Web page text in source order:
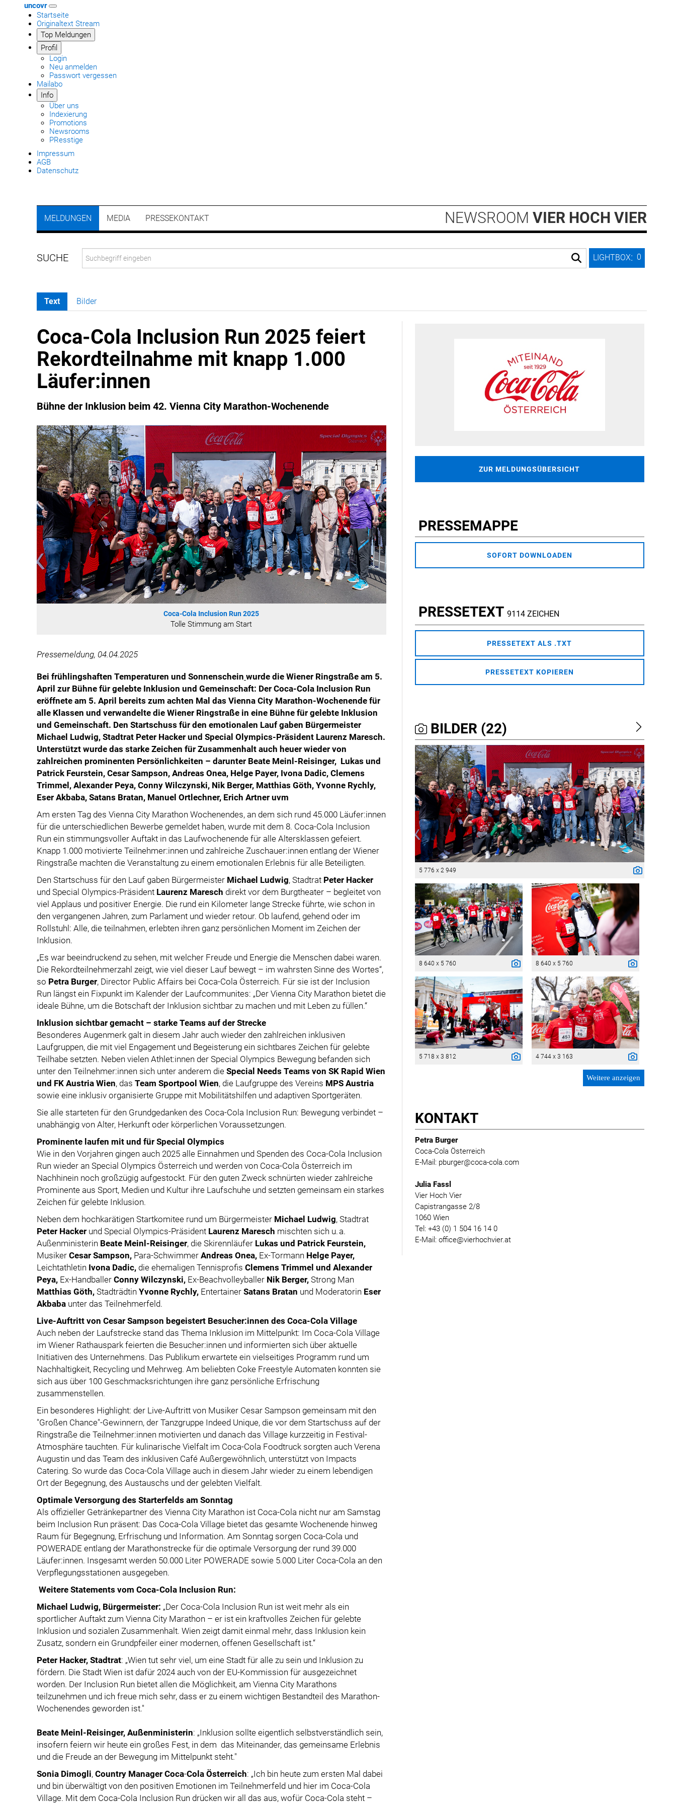
uncovr
Startseite
Originaltext Stream
Top Meldungen
Profil
Login
Neu anmelden
Passwort vergessen
Mailabo
Info
Über uns
Indexierung
Promotions
Newsrooms
PResstige
Impressum
AGB
Datenschutz
LIGHTBOX: 0
MELDUNGEN MEDIA PRESSEKONTAKT NEWSROOM VIER HOCH VIER
Text Bilder
Coca-Cola Inclusion Run 2025 feiert
Rekordteilnahme mit knapp 1.000
Läufer:innen
Bühne der Inklusion beim 42. Vienna City Marathon-Wochenende
Coca-Cola Inclusion Run 2025
Tolle Stimmung am Start
Pressemeldung, 04.04.2025
Bei frühlingshaften Temperaturen und Sonnenschein wurde die Wiener Ringstraße am 5.
April zur Bühne für gelebte Inklusion und Gemeinschaft: Der Coca-Cola Inclusion Run
eröffnete am 5. April bereits zum achten Mal das Vienna City Marathon-Wochenende für
alle Klassen und verwandelte die Wiener Ringstraße in eine Bühne für gelebte Inklusion
und Gemeinschaft. Den Startschuss für den emotionalen Lauf gaben Bürgermeister
Michael Ludwig, Stadtrat Peter Hacker und Special Olympics-Präsident Laurenz Maresch.
Unterstützt wurde das starke Zeichen für Zusammenhalt auch heuer wieder von
zahlreichen prominenten Persönlichkeiten – darunter Beate Meinl-Reisinger, Lukas und
Patrick Feurstein, Cesar Sampson, Andreas Onea, Helge Payer, Ivona Dadic, Clemens
Trimmel, Alexander Peya, Conny Wilczynski, Nik Berger, Matthias Göth, Yvonne Rychly,
Eser Akbaba, Satans Bratan, Manuel Ortlechner, Erich Artner uvm
Am ersten Tag des Vienna City Marathon Wochenendes, an dem sich rund 45.000 Läufer:innen
für die unterschiedlichen Bewerbe gemeldet haben, wurde mit dem 8. Coca-Cola Inclusion
Run ein stimmungsvoller Auftakt in das Laufwochenende für alle Altersklassen gefeiert.
Knapp 1.000 motivierte Teilnehmer:innen und zahlreiche Zuschauer:innen entlang der Wiener
Ringstraße machten die Veranstaltung zu einem emotionalen Erlebnis für alle Beteiligten.
Den Startschuss für den Lauf gaben Bürgermeister Michael Ludwig, Stadtrat Peter Hacker
und Special Olympics-Präsident Laurenz Maresch direkt vor dem Burgtheater – begleitet von
viel Applaus und positiver Energie. Die rund ein Kilometer lange Strecke führte, wie schon in
den vergangenen Jahren, zum Parlament und wieder retour. Ob laufend, gehend oder im
Rollstuhl: Alle, die teilnahmen, erlebten ihren ganz persönlichen Moment im Zeichen der
Inklusion.
„Es war beeindruckend zu sehen, mit welcher Freude und Energie die Menschen dabei waren.
Die Rekordteilnehmerzahl zeigt, wie viel dieser Lauf bewegt – im wahrsten Sinne des Wortes“,
so Petra Burger, Director Public Affairs bei Coca-Cola Österreich. Für sie ist der Inclusion
Run längst ein Fixpunkt im Kalender der Laufcommunites: „Der Vienna City Marathon bietet die
ideale Bühne, um die Botschaft der Inklusion sichtbar zu machen und mit Leben zu füllen.“
Inklusion sichtbar gemacht – starke Teams auf der Strecke
Besonderes Augenmerk galt in diesem Jahr auch wieder den zahlreichen inklusiven
Laufgruppen, die mit viel Engagement und Begeisterung ein sichtbares Zeichen für gelebte
Teilhabe setzten. Neben vielen Athlet:innen der Special Olympics Bewegung befanden sich
unter den Teilnehmer:innen sich unter anderem die Special Needs Teams von SK Rapid Wien
und FK Austria Wien, das Team Sportpool Wien, die Laufgruppe des Vereins MPS Austria
sowie eine inklusiv organisierte Gruppe mit Mobilitätshilfen und adaptiven Sportgeräten.
Sie alle starteten für den Grundgedanken des Coca-Cola Inclusion Run: Bewegung verbindet –
unabhängig von Alter, Herkunft oder körperlichen Voraussetzungen.
Prominente laufen mit und für Special Olympics
Wie in den Vorjahren gingen auch 2025 alle Einnahmen und Spenden des Coca-Cola Inclusion
Run wieder an Special Olympics Österreich und werden von Coca-Cola Österreich im
Nachhinein noch großzügig aufgestockt. Für den guten Zweck schnürten wieder zahlreiche
Prominente aus Sport, Medien und Kultur ihre Laufschuhe und setzten gemeinsam ein starkes
Zeichen für gelebte Inklusion.
Neben dem hochkarätigen Startkomitee rund um Bürgermeister Michael Ludwig, Stadtrat
Peter Hacker und Special Olympics-Präsident Laurenz Maresch mischten sich u. a.
Außenministerin Beate Meinl-Reisinger, die Skirennläufer Lukas und Patrick Feurstein,
Musiker Cesar Sampson, Para-Schwimmer Andreas Onea, Ex-Tormann Helge Payer,
Leichtathletin Ivona Dadic, die ehemaligen Tennisprofis Clemens Trimmel und Alexander
Peya, Ex-Handballer Conny Wilczynski, Ex-Beachvolleyballer Nik Berger, Strong Man
Matthias Göth, Stadträdtin Yvonne Rychly, Entertainer Satans Bratan und Moderatorin Eser
Akbaba unter das Teilnehmerfeld.
Live-Auftritt von Cesar Sampson begeistert Besucher:innen des Coca-Cola Village
Auch neben der Laufstrecke stand das Thema Inklusion im Mittelpunkt: Im Coca-Cola Village
im Wiener Rathauspark feierten die Besucher:innen und informierten sich über aktuelle
Initiativen des Unternehmens. Das Publikum erwartete ein vielseitiges Programm rund um
Nachhaltigkeit, Recycling und Mehrweg. Am beliebten Coke Freestyle Automaten konnten sie
sich aus über 100 Geschmacksrichtungen ihre ganz persönliche Erfrischung
zusammenstellen.
Ein besonderes Highlight: der Live-Auftritt von Musiker Cesar Sampson gemeinsam mit den
"Großen Chance"-Gewinnern, der Tanzgruppe Indeed Unique, die vor dem Startschuss auf der
Ringstraße die Teilnehmer:innen motivierten und danach das Village kurzzeitig in Festival-
Atmosphäre tauchten. Für kulinarische Vielfalt im Coca-Cola Foodtruck sorgten auch Verena
Augustin und das Team des inklusiven Café Außergewöhnlich, unterstützt von Impacts
Catering. So wurde das Coca-Cola Village auch in diesem Jahr wieder zu einem lebendigen
Ort der Begegnung, des Austauschs und der gelebten Vielfalt.
Optimale Versorgung des Starterfelds am Sonntag
Als offizieller Getränkepartner des Vienna City Marathon ist Coca-Cola nicht nur am Samstag
beim Inclusion Run präsent: Das Coca-Cola Village bietet das gesamte Wochenende hinweg
Raum für Begegnung, Erfrischung und Information. Am Sonntag sorgen Coca-Cola und
POWERADE entlang der Marathonstrecke für die optimale Versorgung der rund 39.000
Läufer:innen. Insgesamt werden 50.000 Liter POWERADE sowie 5.000 Liter Coca-Cola an den
Verpflegungsstationen ausgegeben.
Weitere Statements vom Coca-Cola Inclusion Run:
Michael Ludwig, Bürgermeister: „Der Coca-Cola Inclusion Run ist weit mehr als ein
sportlicher Auftakt zum Vienna City Marathon – er ist ein kraftvolles Zeichen für gelebte
Inklusion und sozialen Zusammenhalt. Wien zeigt damit einmal mehr, dass Inklusion kein
Zusatz, sondern ein Grundpfeiler einer modernen, offenen Gesellschaft ist.“
Peter Hacker, Stadtrat: „Wien tut sehr viel, um eine Stadt für alle zu sein und Inklusion zu
fördern. Die Stadt Wien ist dafür 2024 auch von der EU-Kommission für ausgezeichnet
worden. Der Inclusion Run bietet allen die Möglichkeit, am Vienna City Marathons
teilzunehmen und ich freue mich sehr, dass er zu einem wichtigen Bestandteil des Marathon-
Wochenendes geworden ist."
Beate Meinl-Reisinger, Außenministerin: „Inklusion sollte eigentlich selbstverständlich sein,
insofern feiern wir heute ein großes Fest, in dem das Miteinander, das gemeinsame Erlebnis
und die Freude an der Bewegung im Mittelpunkt steht."
Sonia Dimogli, Country Manager Coca-Cola Österreich: „Ich bin heute zum ersten Mal dabei
und bin überwältigt von den positiven Emotionen im Teilnehmerfeld und hier im Coca-Cola
Village. Mit dem Coca-Cola Inclusion Run drücken wir all das aus, wofür Coca-Cola steht –
ZUR MELDUNGSÜBERSICHT
PRESSEMAPPE
SOFORT DOWNLOADEN
PRESSETEXT 9114 ZEICHEN
PRESSETEXT ALS .TXT
PRESSETEXT KOPIEREN
BILDER (22)
5 776 x 2 949
8 640 x 5 760 8 640 x 5 760
5 718 x 3 812 4 744 x 3 163
Weitere anzeigen
KONTAKT
Petra Burger
Coca-Cola Österreich
E-Mail: pburger@coca-cola.com
Julia Fassl
Vier Hoch Vier
Capistrangasse 2/8
1060 Wien
Tel: +43 (0) 1 504 16 14 0
E-Mail: office@vierhochvier.at